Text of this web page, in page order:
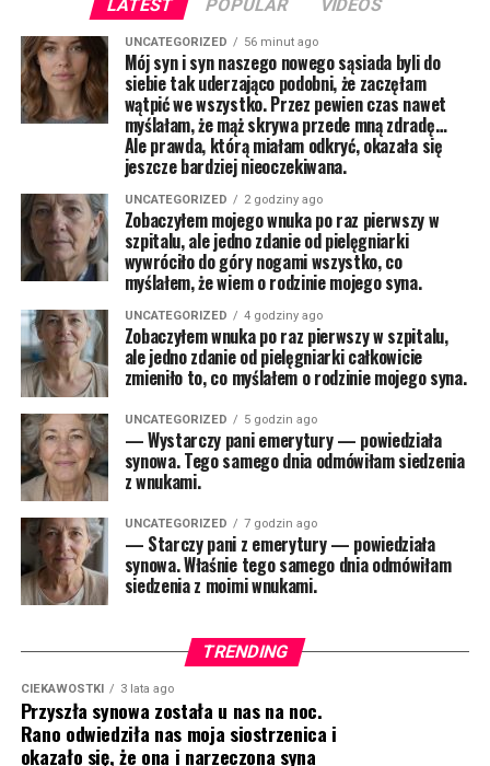
LATEST POPULAR VIDEOS
UNCATEGORIZED 56 minut ago
Mój syn i syn naszego nowego sąsiada byli do
siebie tak uderzająco podobni, że zaczęłam
wątpić we wszystko. Przez pewien czas nawet
myślałam, że mąż skrywa przede mną zdradę…
Ale prawda, którą miałam odkryć, okazała się
jeszcze bardziej nieoczekiwana.
UNCATEGORIZED 2 godziny ago
Zobaczyłem mojego wnuka po raz pierwszy w
szpitalu, ale jedno zdanie od pielęgniarki
wywróciło do góry nogami wszystko, co
myślałem, że wiem o rodzinie mojego syna.
UNCATEGORIZED 4 godziny ago
Zobaczyłem wnuka po raz pierwszy w szpitalu,
ale jedno zdanie od pielęgniarki całkowicie
zmieniło to, co myślałem o rodzinie mojego syna.
UNCATEGORIZED 5 godzin ago
— Wystarczy pani emerytury — powiedziała
synowa. Tego samego dnia odmówiłam siedzenia
z wnukami.
UNCATEGORIZED 7 godzin ago
— Starczy pani z emerytury — powiedziała
synowa. Właśnie tego samego dnia odmówiłam
siedzenia z moimi wnukami.
TRENDING
CIEKAWOSTKI 3 lata ago
Przyszła synowa została u nas na noc.
Rano odwiedziła nas moja siostrzenica i
okazało się, że ona i narzeczona syna